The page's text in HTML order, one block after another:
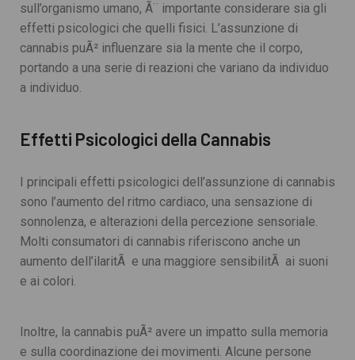
sull’organismo umano, Ã¨ importante considerare sia gli
effetti psicologici che quelli fisici. L’assunzione di
cannabis puÃ² influenzare sia la mente che il corpo,
portando a una serie di reazioni che variano da individuo
a individuo.
Effetti Psicologici della Cannabis
I principali effetti psicologici dell’assunzione di cannabis
sono l’aumento del ritmo cardiaco, una sensazione di
sonnolenza, e alterazioni della percezione sensoriale.
Molti consumatori di cannabis riferiscono anche un
aumento dell’ilaritÃ e una maggiore sensibilitÃ ai suoni
e ai colori.
Inoltre, la cannabis puÃ² avere un impatto sulla memoria
e sulla coordinazione dei movimenti. Alcune persone